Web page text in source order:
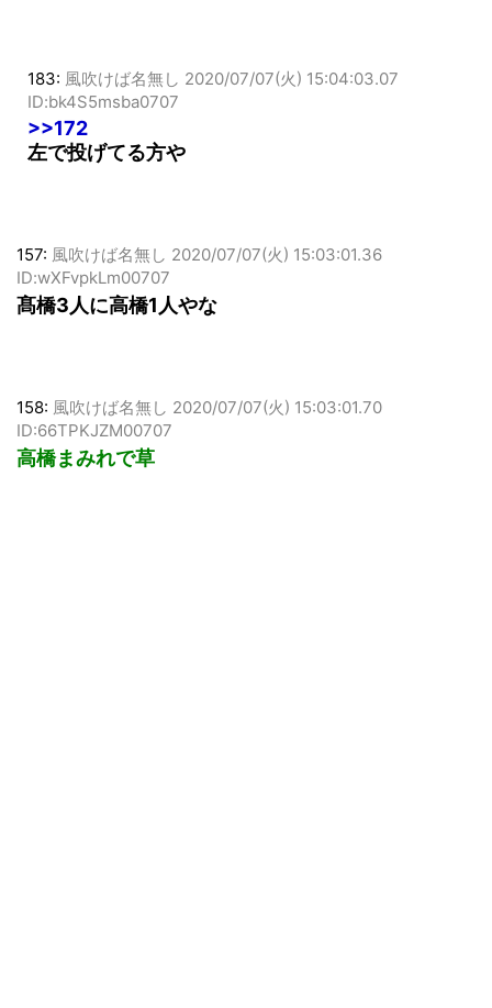
183: 風吹けば名無し 2020/07/07(火) 15:04:03.07
ID:bk4S5msba0707
>>172
左で投げてる方や
157: 風吹けば名無し 2020/07/07(火) 15:03:01.36
ID:wXFvpkLm00707
髙橋3人に高橋1人やな
158: 風吹けば名無し 2020/07/07(火) 15:03:01.70
ID:66TPKJZM00707
高橋まみれで草